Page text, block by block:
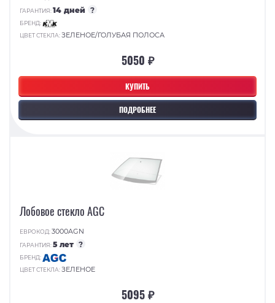
КУПИТЬ
ПОДРОБНЕЕ
ГАРАНТИЯ:14 дней ?
БРЕНД:
ЦВЕТ СТЕКЛА:ЗЕЛЕНОЕ/ГОЛУБАЯ ПОЛОСА
5050 ₽
Лобовое стекло AGC
ЕВРОКОД:3000AGN
ГАРАНТИЯ:5 лет ?
БРЕНД:
ЦВЕТ СТЕКЛА:ЗЕЛЕНОЕ
5095 ₽